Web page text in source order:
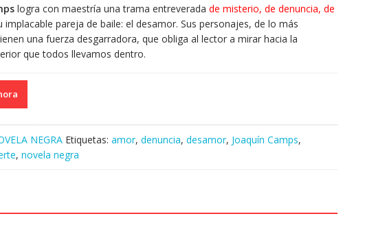
logra con maestría una trama entreverada de misterio, de denuncia, de
implacable pareja de baile: el desamor. Sus personajes, de lo más
una fuerza desgarradora, que obliga al lector a mirar hacia la
que todos llevamos dentro.
NEGRA Etiquetas: amor, denuncia, desamor, Joaquín Camps,
, novela negra